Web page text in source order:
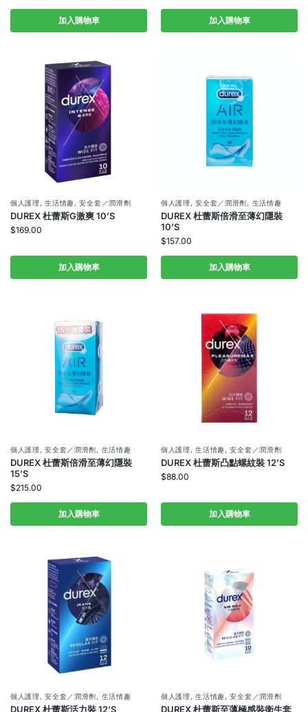
加入購物車 加入購物車
個人護理 ,生活情趣 ,安全套／潤滑劑
DUREX 杜蕾斯G激爽 10’S
$169.00
加入購物車
個人護理 ,安全套／潤滑劑, 生活情趣
DUREX 杜蕾斯倍滑至薄幻隱裝
10’S
$157.00
加入購物車
個人護理 ,安全套／潤滑劑, 生活情趣
DUREX 杜蕾斯倍滑至薄幻隱裝
15’S
$215.00
加入購物車
個人護理 ,生活情趣 ,安全套／潤滑劑
DUREX 杜蕾斯凸點螺紋裝 12’S
$88.00
加入購物車
個人護理 ,安全套／潤滑劑, 生活情趣
DUREX 杜蕾斯活力裝 12’S
個人護理 ,生活情趣 ,安全套／潤滑劑
DUREX 杜蕾斯至薄極感裝衛生套